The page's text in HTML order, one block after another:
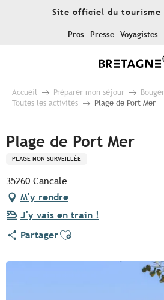
Site officiel du tourisme
Pros Presse Voyagistes
Accueil Préparer mon séjour
Toutes les activités
Plage de Port Mer
Plage de Port Mer
PLAGE NON SURVEILLÉE
35260 Cancale
M'y rendre
J'y vais en train !
PartagerAjouter aux favoris